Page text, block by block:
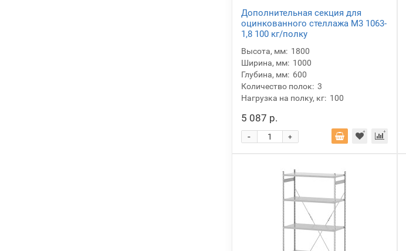
Дополнительная секция для
оцинкованного стеллажа М3 1063-
1,8 100 кг/полку
Высота, мм: 1800
Ширина, мм: 1000
Глубина, мм: 600
Количество полок: 3
Нагрузка на полку, кг: 100
5 087 р.
+
-